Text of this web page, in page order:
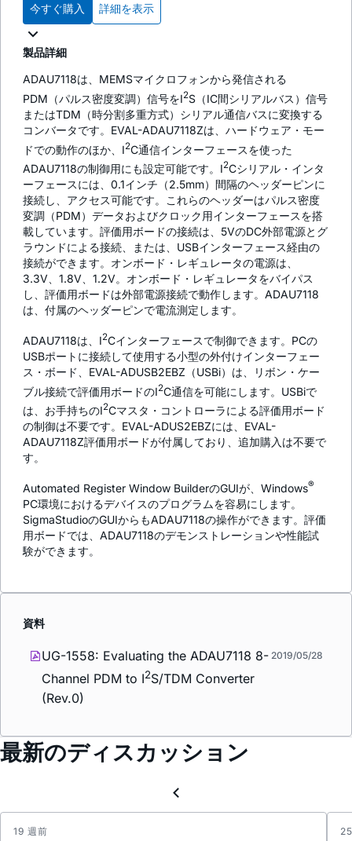
今すぐ購入 詳細を表示
製品詳細
ADAU7118は、MEMSマイクロフォンから発信される
PDM（パルス密度変調）信号をI2S（IC間シリアルバス）信号
またはTDM（時分割多重方式）シリアル通信バスに変換する
コンバータです。EVAL-ADAU7118Zは、ハードウェア・モー
ドでの動作のほか、I2C通信インターフェースを使った
ADAU7118の制御用にも設定可能です。I2Cシリアル・インタ
ーフェースには、0.1インチ（2.5mm）間隔のヘッダーピンに
接続し、アクセス可能です。これらのヘッダーはパルス密度
変調（PDM）データおよびクロック用インターフェースを搭
載しています。評価用ボードの接続は、5VのDC外部電源とグ
ラウンドによる接続、または、USBインターフェース経由の
接続ができます。オンボード・レギュレータの電源は、
3.3V、1.8V、1.2V。オンボード・レギュレータをバイパス
し、評価用ボードは外部電源接続で動作します。ADAU7118
は、付属のヘッダーピンで電流測定します。
ADAU7118は、I2Cインターフェースで制御できます。PCの
USBポートに接続して使用する小型の外付けインターフェー
ス・ボード、EVAL-ADUSB2EBZ（USBi）は、リボン・ケー
ブル接続で評価用ボードのI2C通信を可能にします。USBiで
は、お手持ちのI2Cマスタ・コントローラによる評価用ボード
の制御は不要です。EVAL-ADUS2EBZには、EVAL-
ADAU7118Z評価用ボードが付属しており、追加購入は不要で
す。
Automated Register Window BuilderのGUIが、Windows®
PC環境におけるデバイスのプログラムを容易にします。
SigmaStudioのGUIからもADAU7118の操作ができます。評価
用ボードでは、ADAU7118のデモンストレーションや性能試
験ができます。
資料
UG-1558: Evaluating the ADAU7118 8-
Channel PDM to I2S/TDM Converter
(Rev.0)
2019/05/28
最新のディスカッション
19 週前